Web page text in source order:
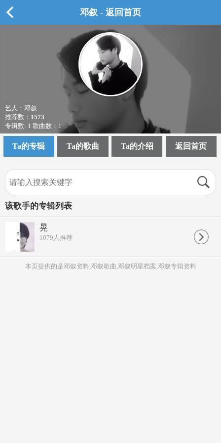
邓叙 - 返回首页
艺人：邓叙
推荐数： 1573
专辑数: 1 歌曲数：1
Ta的专辑 Ta的歌曲 Ta的介绍 返回首页
该歌手的专辑列表
晃
1079 人推荐
本页提供的是邓叙资料,邓叙歌曲,邓叙明星档案,邓叙专辑资料